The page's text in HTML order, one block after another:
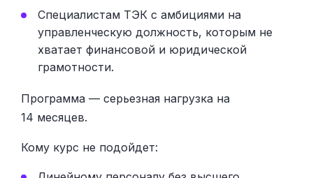
Специалистам ТЭК с амбициями на
управленческую должность, которым не
хватает финансовой и юридической
грамотности.
Программа — серьезная нагрузка на
14 месяцев.
Кому курс не подойдет: